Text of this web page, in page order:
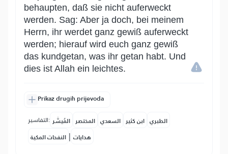
behaupten, daß sie nicht auferweckt
werden. Sag: Aber ja doch, bei meinem
Herrn, ihr werdet ganz gewiß auferweckt
werden; hierauf wird euch ganz gewiß
das kundgetan, was ihr getan habt. Und
dies ist Allah ein leichtes.
Prikaz drugih prijevoda
التفاسير: المُيسَّر المختصر السعدي ابن كثير الطبري
النفحات المكية | هدايات